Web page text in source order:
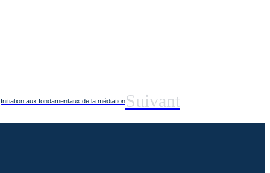
Initiation aux fondamentaux de la médiationSuivant